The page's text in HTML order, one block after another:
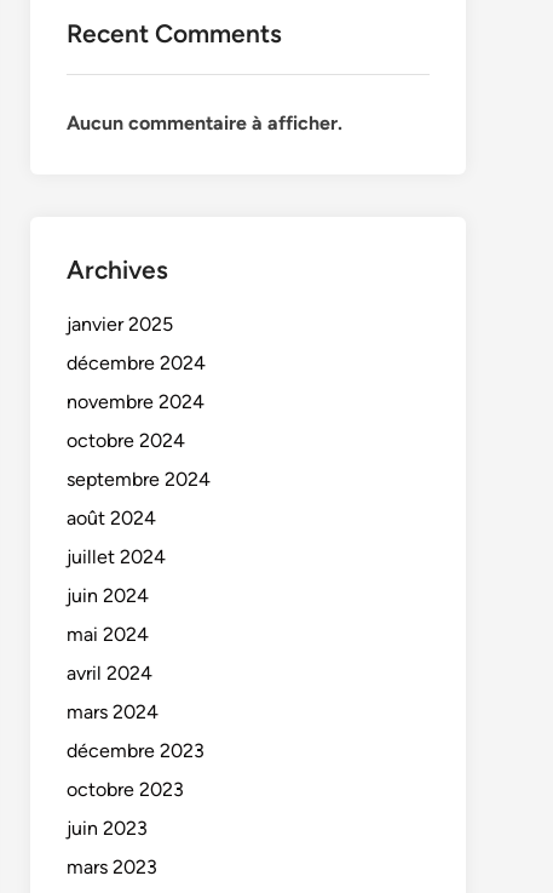
Recent Comments
Aucun commentaire à afficher.
Archives
janvier 2025
décembre 2024
novembre 2024
octobre 2024
septembre 2024
août 2024
juillet 2024
juin 2024
mai 2024
avril 2024
mars 2024
décembre 2023
octobre 2023
juin 2023
mars 2023